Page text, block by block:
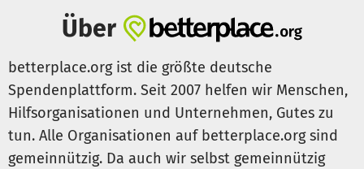
Über
betterplace.org ist die größte deutsche
Spendenplattform. Seit 2007 helfen wir Menschen,
Hilfsorganisationen und Unternehmen, Gutes zu
tun. Alle Organisationen auf betterplace.org sind
gemeinnützig. Da auch wir selbst gemeinnützig